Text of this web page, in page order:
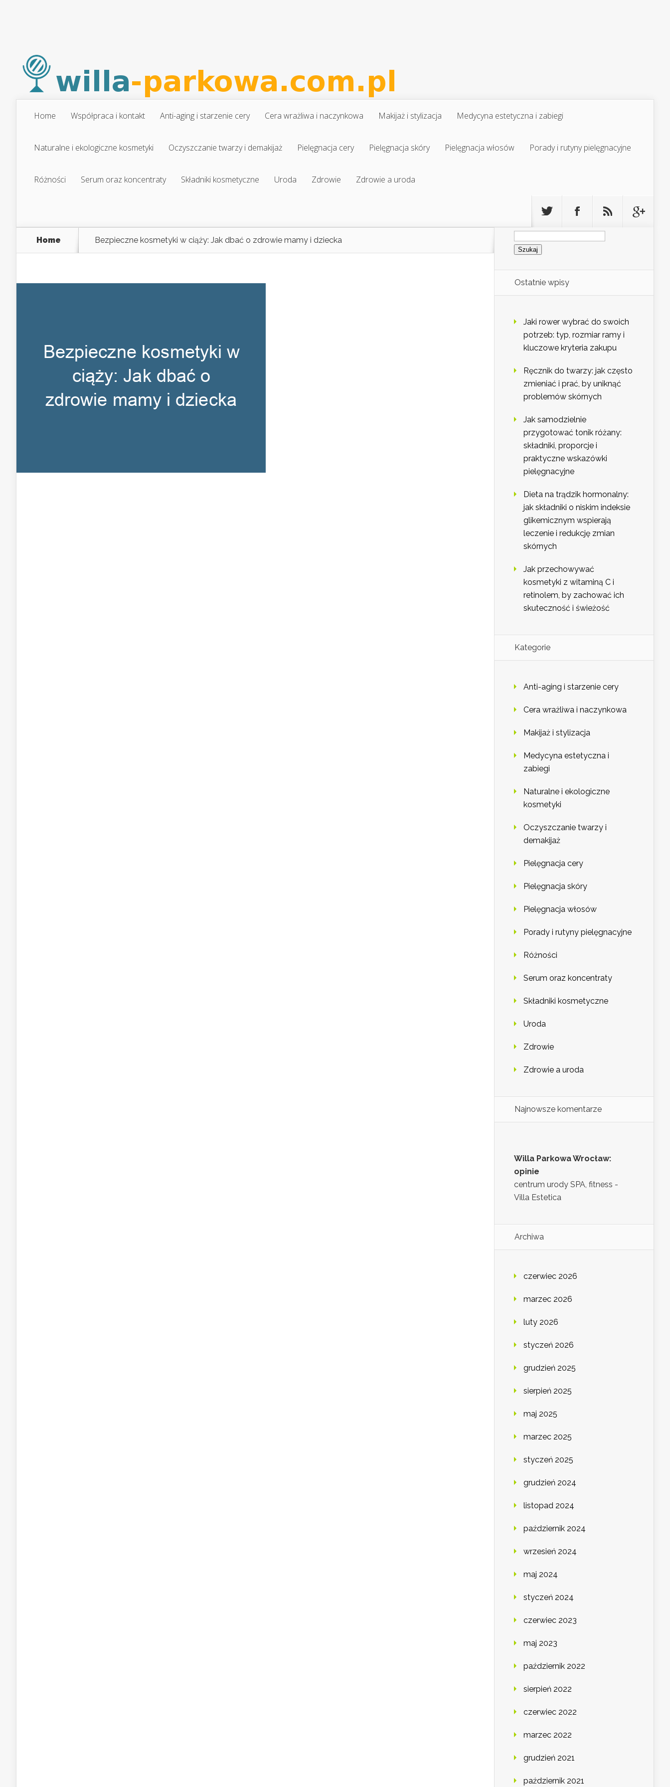
Home Współpraca i kontakt Anti-aging i starzenie cery Cera wrażliwa i naczynkowa Makijaż i stylizacja Medycyna estetyczna i zabiegi
Naturalne i ekologiczne kosmetyki Oczyszczanie twarzy i demakijaż Pielęgnacja cery Pielęgnacja skóry Pielęgnacja włosów Porady i rutyny pielęgnacyjne
Różności Serum oraz koncentraty Składniki kosmetyczne Uroda Zdrowie Zdrowie a uroda
Home Bezpieczne kosmetyki w ciąży: Jak dbać o zdrowie mamy i dziecka
Szukaj:
Ostatnie wpisy
Jaki rower wybrać do swoich
potrzeb: typ, rozmiar ramy i
kluczowe kryteria zakupu
Ręcznik do twarzy: jak często
zmieniać i prać, by uniknąć
problemów skórnych
Jak samodzielnie
przygotować tonik różany:
składniki, proporcje i
praktyczne wskazówki
pielęgnacyjne
Dieta na trądzik hormonalny:
jak składniki o niskim indeksie
glikemicznym wspierają
leczenie i redukcję zmian
skórnych
Jak przechowywać
kosmetyki z witaminą C i
retinolem, by zachować ich
skuteczność i świeżość
Kategorie
Anti-aging i starzenie cery
Cera wrażliwa i naczynkowa
Makijaż i stylizacja
Medycyna estetyczna i
zabiegi
Naturalne i ekologiczne
kosmetyki
Oczyszczanie twarzy i
demakijaż
Pielęgnacja cery
Pielęgnacja skóry
Pielęgnacja włosów
Porady i rutyny pielęgnacyjne
Różności
Serum oraz koncentraty
Składniki kosmetyczne
Uroda
Zdrowie
Zdrowie a uroda
Najnowsze komentarze
Willa Parkowa Wrocław:
opinie
centrum urody SPA, fitness -
Villa Estetica
Archiwa
czerwiec 2026
marzec 2026
luty 2026
styczeń 2026
grudzień 2025
sierpień 2025
maj 2025
marzec 2025
styczeń 2025
grudzień 2024
listopad 2024
październik 2024
wrzesień 2024
maj 2024
styczeń 2024
czerwiec 2023
maj 2023
październik 2022
sierpień 2022
czerwiec 2022
marzec 2022
grudzień 2021
październik 2021